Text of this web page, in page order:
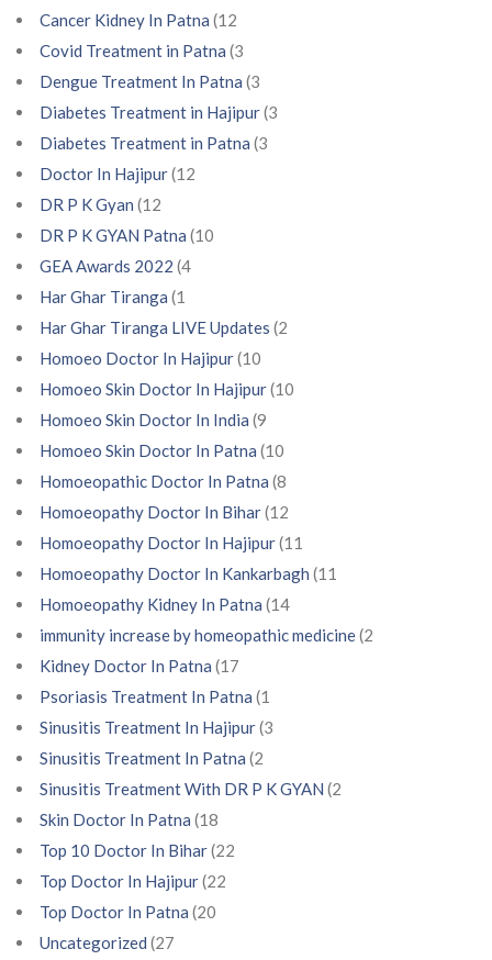
Cancer Kidney In Patna (12
Covid Treatment in Patna (3
Dengue Treatment In Patna (3
Diabetes Treatment in Hajipur(3
Diabetes Treatment in Patna (3
Doctor In Hajipur(12
DR P K Gyan (12
DR P K GYAN Patna (10
GEA Awards 2022 (4
Har Ghar Tiranga (1
Har Ghar Tiranga LIVE Updates (2
Homoeo Doctor In Hajipur(10
Homoeo Skin Doctor In Hajipur(10
Homoeo Skin Doctor In India (9
Homoeo Skin Doctor In Patna (10
Homoeopathic Doctor In Patna (8
Homoeopathy Doctor In Bihar(12
Homoeopathy Doctor In Hajipur(11
Homoeopathy Doctor In Kankarbagh (11
Homoeopathy Kidney In Patna (14
immunity increase by homeopathic medicine(2
Kidney Doctor In Patna (17
Psoriasis Treatment In Patna (1
Sinusitis Treatment In Hajipur(3
Sinusitis Treatment In Patna (2
Sinusitis Treatment With DR P K GYAN (2
Skin Doctor In Patna (18
Top 10 Doctor In Bihar(22
Top Doctor In Hajipur(22
Top Doctor In Patna (20
Uncategorized (27